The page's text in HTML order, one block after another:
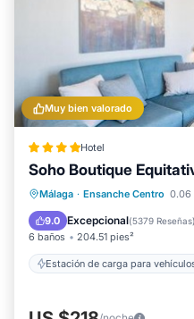
Muy bien valorado
Hotel
Soho Boutique
Málaga · Ensanche Centro 0.06
9.0 Excepcional(5379 Reseñas)
6 baños 204.51 pies²
Estación de carga para
Estación de carga
Aparcamiento
Balcón/Terraza